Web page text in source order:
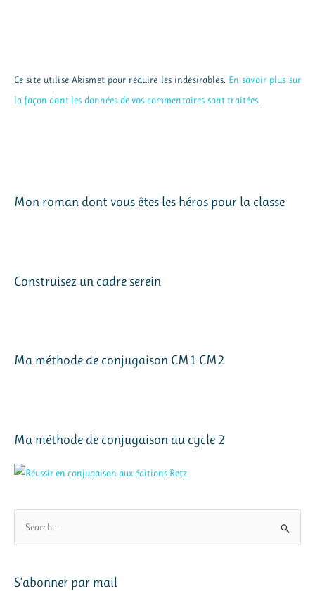
Ce site utilise Akismet pour réduire les indésirables. En savoir plus sur
la façon dont les données de vos commentaires sont traitées.
Mon roman dont vous êtes les héros pour la classe
Construisez un cadre serein
Ma méthode de conjugaison CM1 CM2
Ma méthode de conjugaison au cycle 2
h
S’abonner par mail